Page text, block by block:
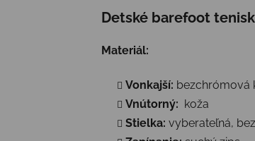
Detské barefoot
Materiál:
Vonkajší: bezchrómová
Vnútorný: koža
Stielka: vyberateľná,